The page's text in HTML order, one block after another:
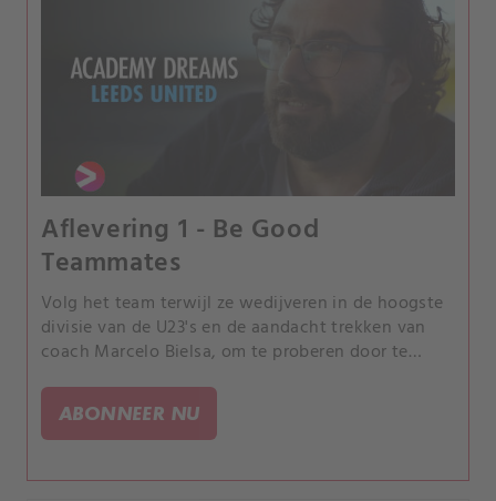
Aflevering 1 - Be Good
Teammates
Volg het team terwijl ze wedijveren in de hoogste
divisie van de U23's en de aandacht trekken van
coach Marcelo Bielsa, om te proberen door te
in de Premier League.
ABONNEER NU